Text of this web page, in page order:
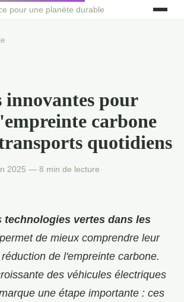
pour une planète durable
innovantes pour
carbone
quotidiens
2025 — 8 min de lecture
technologies vertes dans les
permet de mieux comprendre leur
de l'empreinte carbone.
des véhicules électriques
une étape importante : ces